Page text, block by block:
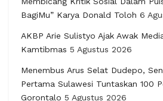
BagiMu” Karya Donald Toloh 6
AKBP Arie Sulistyo Ajak Awak
Kamtibmas 5 Agustus 2026
Menembus Arus Selat Dudepo,
Pertama Sulawesi Tuntaskan 100
Gorontalo 5 Agustus 2026